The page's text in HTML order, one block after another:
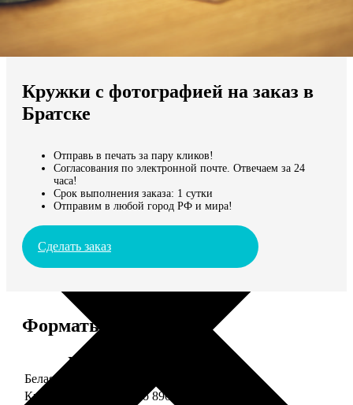
Мы доставляем по всему миру
Продолжить без города
Кружки с фотографией на заказ в
Братске
Отправь в печать за пару кликов!
Согласования по электронной почте. Отвечаем за 24
часа!
Срок выполнения заказа: 1 сутки
Отправим в любой город РФ и мира!
Сделать заказ
Форматы и цены
Услуга
Белая кружка с фото
Красная кружка с фото 890